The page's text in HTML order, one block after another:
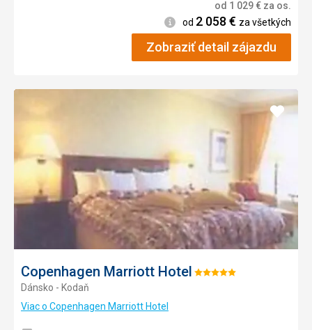
od 1 029€ za os.
Informácie
od 2 058 € za všetkých
Zobraziť detail zájazdu
Copenhagen Marriott Hotel Hodnotenie:
Dánsko - Kodaň
Viac o Copenhagen Marriott Hotel
Pridať